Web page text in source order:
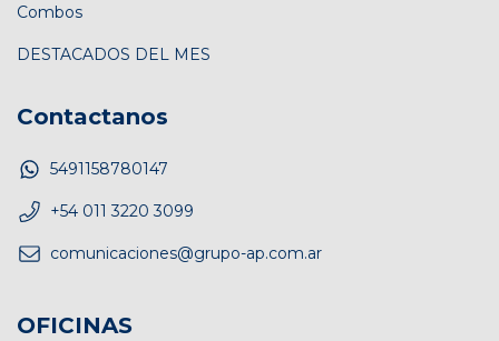
Combos
DESTACADOS DEL MES
Contactanos
5491158780147
+54 011 3220 3099
comunicaciones@grupo-ap.com.ar
OFICINAS